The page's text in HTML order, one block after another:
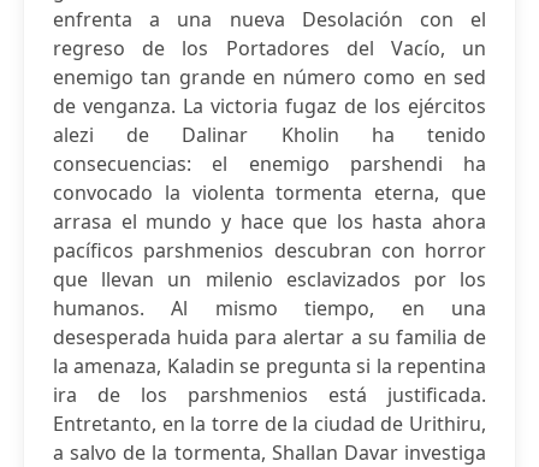
enfrenta a una nueva Desolación con el
regreso de los Portadores del Vacío, un
enemigo tan grande en número como en sed
de venganza. La victoria fugaz de los ejércitos
alezi de Dalinar Kholin ha tenido
consecuencias: el enemigo parshendi ha
convocado la violenta tormenta eterna, que
arrasa el mundo y hace que los hasta ahora
pacíficos parshmenios descubran con horror
que llevan un milenio esclavizados por los
humanos. Al mismo tiempo, en una
desesperada huida para alertar a su familia de
la amenaza, Kaladin se pregunta si la repentina
ira de los parshmenios está justificada.
Entretanto, en la torre de la ciudad de Urithiru,
a salvo de la tormenta, Shallan Davar investiga